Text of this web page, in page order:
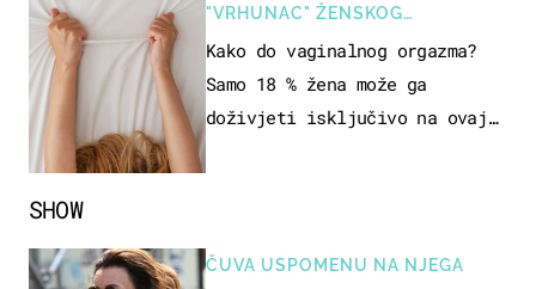
SHOW
ČUVA USPOMENU NA NJEGA
"VRHUNAC" ŽENSKOG
SEKSUALNOG ISKUSTVA
Kako do vaginalnog orgazma?
Samo 18 % žena može ga
doživjeti isključivo na ovaj